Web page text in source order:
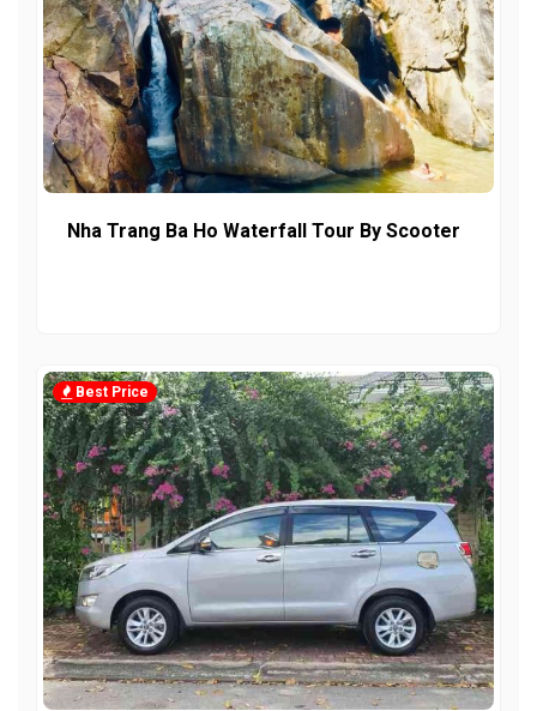
Nha Trang Ba Ho Waterfall Tour By Scooter
Best Price